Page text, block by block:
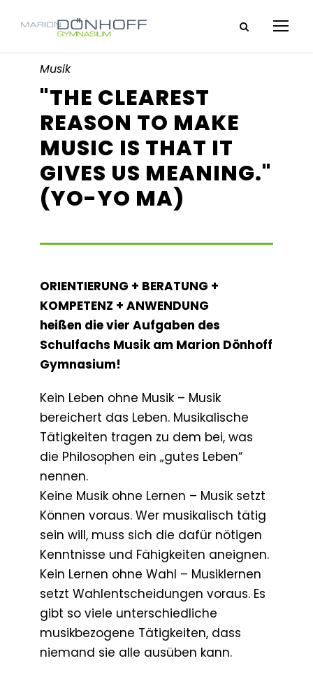
Musik
"THE CLEAREST
REASON TO MAKE
MUSIC IS THAT IT
GIVES US MEANING."
(YO-YO MA)
ORIENTIERUNG + BERATUNG +
KOMPETENZ + ANWENDUNG
heißen die vier Aufgaben des
Schulfachs Musik am Marion Dönhoff
Gymnasium!
Kein Leben ohne Musik – Musik
bereichert das Leben. Musikalische
Tätigkeiten tragen zu dem bei, was
die Philosophen ein „gutes Leben“
nennen.
Keine Musik ohne Lernen – Musik setzt
Können voraus. Wer musikalisch tätig
sein will, muss sich die dafür nötigen
Kenntnisse und Fähigkeiten aneignen.
Kein Lernen ohne Wahl – Musiklernen
setzt Wahlentscheidungen voraus. Es
gibt so viele unterschiedliche
musikbezogene Tätigkeiten, dass
niemand sie alle ausüben kann.